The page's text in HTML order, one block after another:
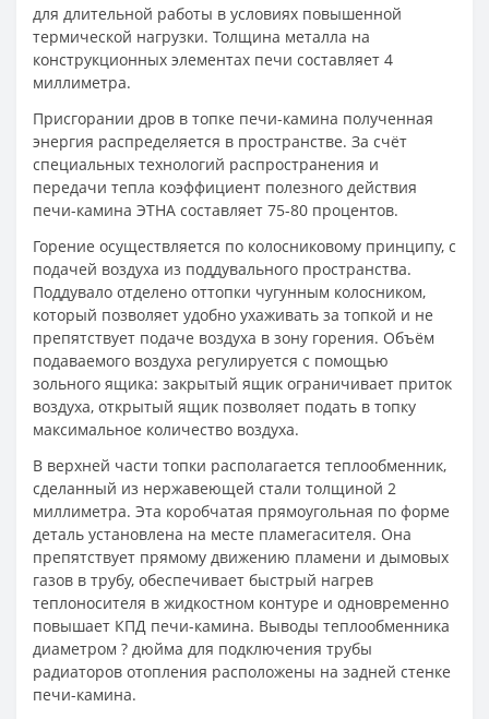
для длительной работы в условиях повышенной
термической нагрузки. Толщина металла на
конструкционных элементах печи составляет 4
миллиметра.
Присгорании дров в топке печи-камина полученная
энергия распределяется в пространстве. За счёт
специальных технологий распространения и
передачи тепла коэффициент полезного действия
печи-камина ЭТНА составляет 75-80 процентов.
Горение осуществляется по колосниковому принципу, с
подачей воздуха из поддувального пространства.
Поддувало отделено оттопки чугунным колосником,
который позволяет удобно ухаживать за топкой и не
препятствует подаче воздуха в зону горения. Объём
подаваемого воздуха регулируется с помощью
зольного ящика: закрытый ящик ограничивает приток
воздуха, открытый ящик позволяет подать в топку
максимальное количество воздуха.
В верхней части топки располагается теплообменник,
сделанный из нержавеющей стали толщиной 2
миллиметра. Эта коробчатая прямоугольная по форме
деталь установлена на месте пламегасителя. Она
препятствует прямому движению пламени и дымовых
газов в трубу, обеспечивает быстрый нагрев
теплоносителя в жидкостном контуре и одновременно
повышает КПД печи-камина. Выводы теплообменника
диаметром ? дюйма для подключения трубы
радиаторов отопления расположены на задней стенке
печи-камина.